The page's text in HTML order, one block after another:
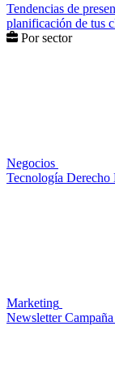
Tendencias de
planificación de tus
Por sector
Negocios
Tecnología Derecho
Marketing
Newsletter Campaña